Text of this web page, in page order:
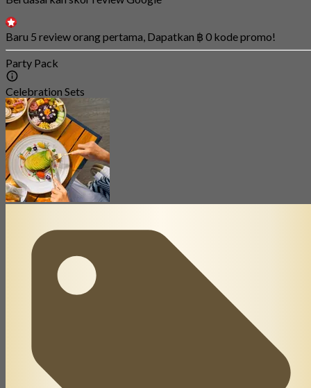
Baru 5 review orang pertama, Dapatkan ฿ 0 kode promo!
Party Pack
Celebration Sets